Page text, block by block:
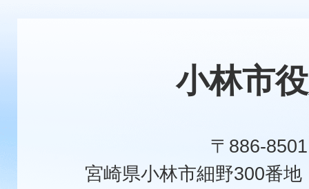
小林市
〒886-8501
宮崎県小林市細野300番